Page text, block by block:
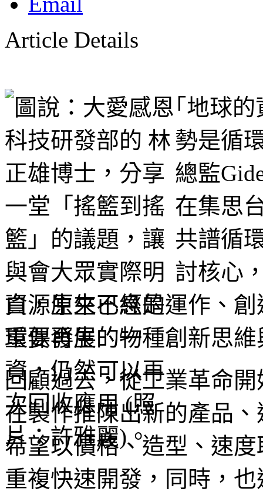
Article Details
｢地球
勢是循
總監
在集思
共譜循
討核心
資源生生不息的運作、
重要發展的一種創新思
回顧過去，從工業革命
在製作推陳出新的產品
希望以價格、造型、速
重複快速開發，同時，